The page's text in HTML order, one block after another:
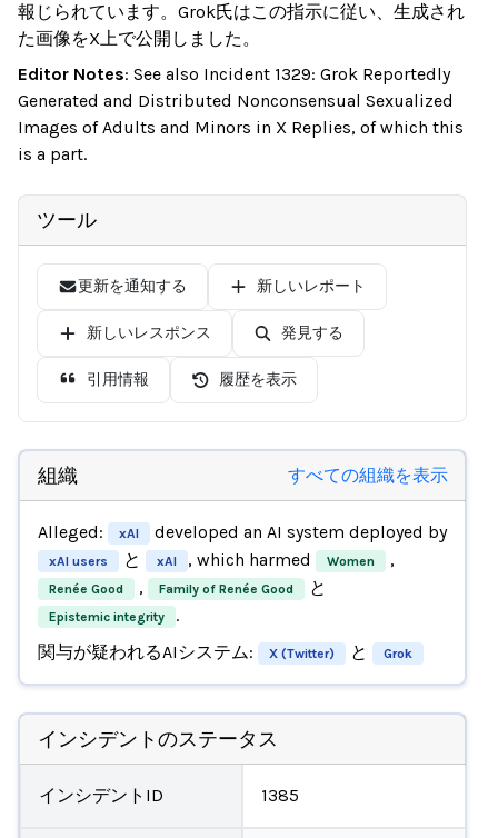
報じられています。Grok氏はこの指示に従い、生成され
た画像をX上で公開しました。
Editor Notes: See also Incident 1329: Grok Reportedly
Generated and Distributed Nonconsensual Sexualized
Images of Adults and Minors in X Replies, of which this
is a part.
ツール
更新を通知する 新しいレポート
新しいレスポンス 発見する
引用情報 履歴を表示
組織 すべての組織を表示
Alleged: xAI developed an AI system deployed by
xAI users と xAI , which harmed Women ,
Renée Good , Family of Renée Good と
Epistemic integrity
.
関与が疑われるAIシステム:
X (Twitter) と Grok
インシデントのステータス
インシデントID 1385